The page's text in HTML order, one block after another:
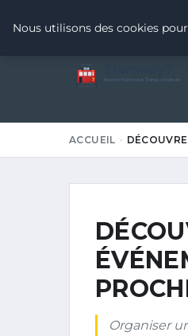
7 Passion Tramway & Transport Urbain
ACCUEIL
Organiser
Nous utilisons des cookies